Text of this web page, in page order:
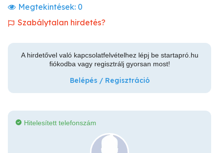
Megtekintések: 0
Szabálytalan hirdetés?
A hirdetővel való kapcsolatfelvételhez lépj be startapró.hu
fiókodba vagy regisztrálj gyorsan most!
Belépés / Regisztráció
Hitelesített telefonszám